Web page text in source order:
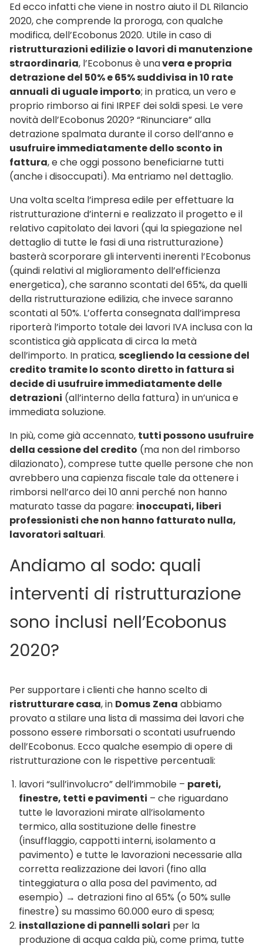
Ed ecco infatti che viene in nostro aiuto il DL Rilancio
2020, che comprende la proroga, con qualche
modifica, dell’Ecobonus 2020. Utile in caso di
ristrutturazioni edilizie o lavori di manutenzione
straordinaria, l’Ecobonus è unavera e propria
detrazione del 50% e 65% suddivisa in 10 rate
annuali di uguale importo; in pratica, un vero e
proprio rimborso ai fini IRPEF dei soldi spesi. Le vere
novità dell’Ecobonus 2020? “Rinunciare” alla
detrazione spalmata durante il corso dell’anno e
usufruire immediatamente dello sconto in
fattura, e che oggi possono beneficiarne tutti
(anche i disoccupati). Ma entriamo nel dettaglio.
Una volta scelta l’impresa edile per effettuare la
ristrutturazione d’interni e realizzato il progetto e il
relativo capitolato dei lavori (qui la spiegazione nel
dettaglio di tutte le fasi di una ristrutturazione)
basterà scorporare gli interventi inerenti l’Ecobonus
(quindi relativi al miglioramento dell’efficienza
energetica), che saranno scontati del 65%, da quelli
della ristrutturazione edilizia, che invece saranno
scontati al 50%. L’offerta consegnata dall’impresa
riporterà l’importo totale dei lavori IVA inclusa con la
scontistica già applicata di circa la metà
dell’importo. In pratica,scegliendo la cessione del
credito tramite lo sconto diretto in fattura si
decide di usufruire immediatamente delle
detrazioni (all’interno della fattura) in un’unica e
immediata soluzione.
In più, come già accennato, tutti possono usufruire
della cessione del credito (ma non del rimborso
dilazionato), comprese tutte quelle persone che non
avrebbero una capienza fiscale tale da ottenere i
rimborsi nell’arco dei 10 anni perché non hanno
maturato tasse da pagare: inoccupati, liberi
professionisti che non hanno fatturato nulla,
lavoratori saltuari.
Andiamo al sodo: quali
interventi di ristrutturazione
sono inclusi nell’Ecobonus
2020?
Per supportare i clienti che hanno scelto di
ristrutturare casa, in Domus Zena abbiamo
provato a stilare una lista di massima dei lavori che
possono essere rimborsati o scontati usufruendo
dell’Ecobonus. Ecco qualche esempio di opere di
ristrutturazione con le rispettive percentuali:
lavori “sull’involucro” dell’immobile – pareti,
finestre, tetti e pavimenti – che riguardano
tutte le lavorazioni mirate all’isolamento
termico, alla sostituzione delle finestre
(insufflaggio, cappotti interni, isolamento a
pavimento) e tutte le lavorazioni necessarie alla
corretta realizzazione dei lavori (fino alla
tinteggiatura o alla posa del pavimento, ad
esempio) → detrazioni fino al 65% (o 50% sulle
finestre) su massimo 60.000 euro di spesa;
installazione di pannelli solari per la
produzione di acqua calda più, come prima, tutte